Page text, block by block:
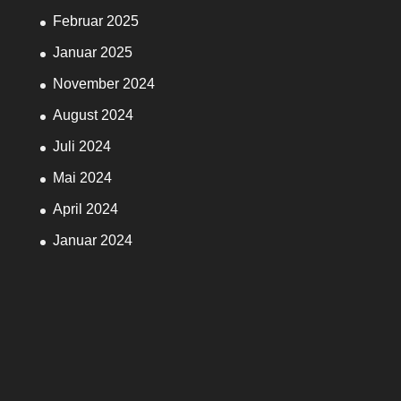
Februar 2025
Januar 2025
November 2024
August 2024
Juli 2024
Mai 2024
April 2024
Januar 2024